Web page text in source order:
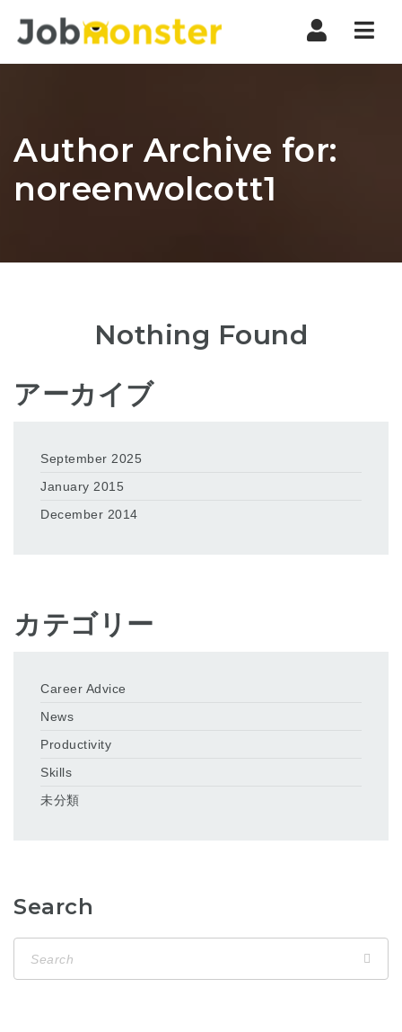
Author Archive for:
noreenwolcott1
Nothing Found
アーカイブ
September 2025
January 2015
December 2014
カテゴリー
Career Advice
News
Productivity
Skills
未分類
Search